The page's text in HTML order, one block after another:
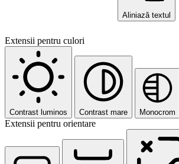
Aliniază textul
Extensii pentru culori
Contrast luminos Contrast mare Monocrom
Extensii pentru orientare